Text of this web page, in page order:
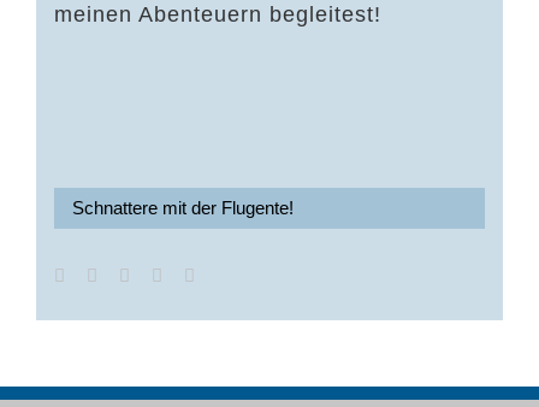
meinen Abenteuern begleitest!
Schnattere mit der Flugente!